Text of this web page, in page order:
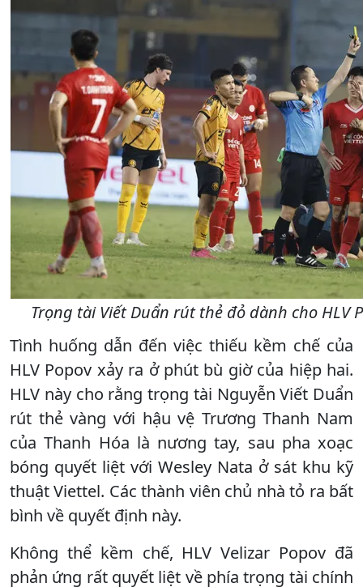
Trọng tài Viết Duẩn rút thẻ đỏ dành cho HLV
Tình huống dẫn đến việc thiếu kềm chế của
HLV Popov xảy ra ở phút bù giờ của hiệp hai.
HLV này cho rằng trọng tài Nguyễn Viết Duẩn
rút thẻ vàng với hậu vệ Trương Thanh Nam
của Thanh Hóa là nương tay, sau pha xoạc
bóng quyết liệt với Wesley Nata ở sát khu kỹ
thuật Viettel. Các thành viên chủ nhà tỏ ra bất
bình về quyết định này.
Không thể kềm chế, HLV Velizar Popov đã
phản ứng rất quyết liệt về phía trọng tài chính